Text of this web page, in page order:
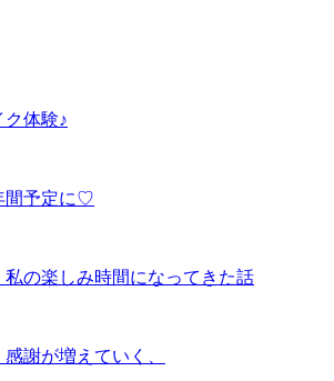
体験♪
間予定に♡
の楽しみ時間になってきた話
謝が増えていく、